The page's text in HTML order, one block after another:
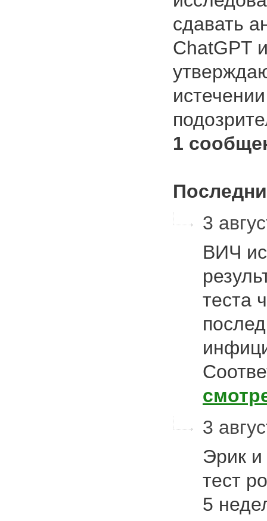
сдавать
ChatGPT
1
3
ВИЧ
теста
3
Эрик
тест
5